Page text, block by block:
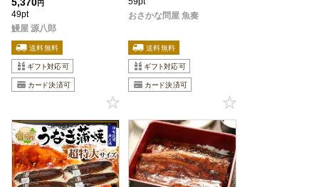
円
49pt
鰻屋 源八郎
おさかな問屋 魚奏